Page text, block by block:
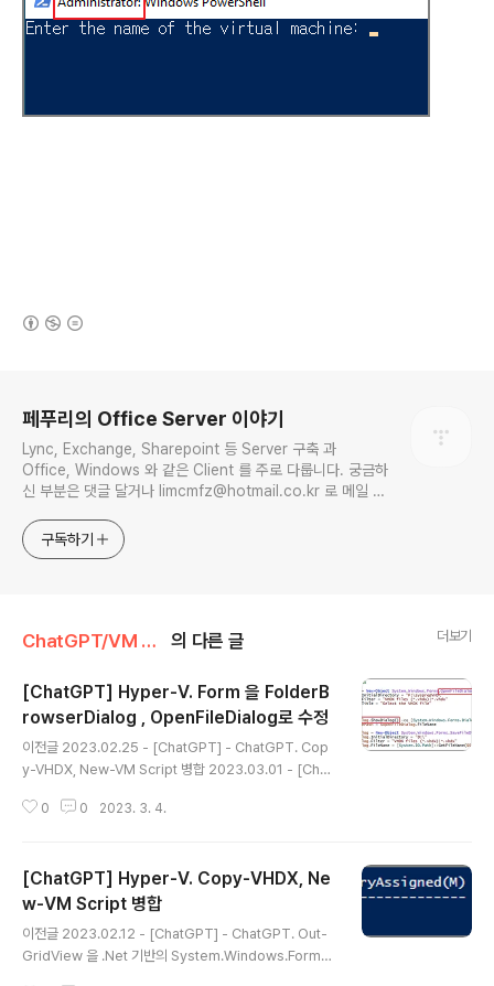
페푸리의 Office Server 이야기
Lync, Exchange, Sharepoint 등 Server 구축 과
Office, Windows 와 같은 Client 를 주로 다룹니다. 궁금하
신 부분은 댓글 달거나 limcmfz@hotmail.co.kr 로 메일 주
구독하기
ChatGPT/VM Script 의 다른 글 더보기
[ChatGPT] Hyper-V. Form 을 FolderB
rowserDialog , OpenFileDialog로 수정
이전글 2023.02.25 - [ChatGPT] - ChatGPT. Cop
y-VHDX, New-VM Script 병합 2023.03.01 - [Chat
하는 Script 제작 이전 글에서 완성된 스크립트는 다음과
al][Security.Principal.WindowsIdentity]::GetCurr
ent()).IsInRole([Security.Principal.WindowsBuiltI
nRole]::Administrator)) { # Restart script as Ad
0 0 2023. 3. 4.
[ChatGPT] Hyper-V. Copy-VHDX, Ne
w-VM Script 병합
이전글 2023.02.12 - [ChatGPT] - ChatGPT. Out-
GridView 을 .Net 기반의 System.Windows.Forms